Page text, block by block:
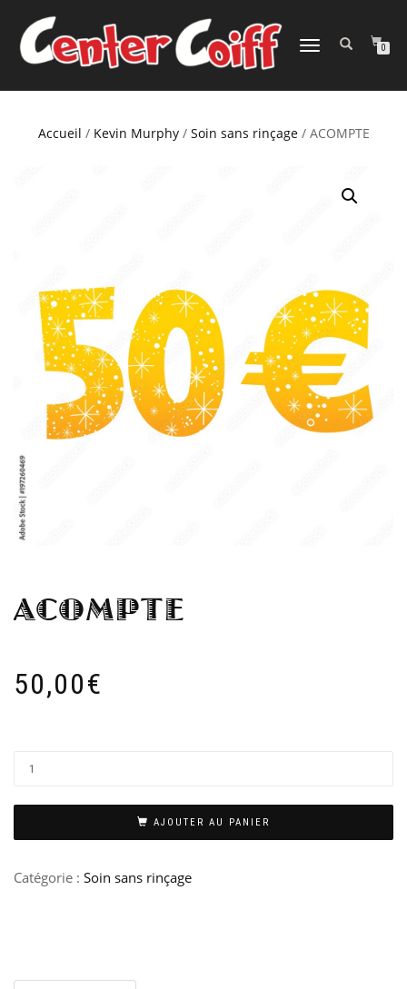
DÉPLIER
0
Accueil / Kevin Murphy/ Soin sans rinçage/ ACOMPTE
ACOMPTE
50,00€
AJOUTER AU PANIER
Catégorie : Soin sans rinçage